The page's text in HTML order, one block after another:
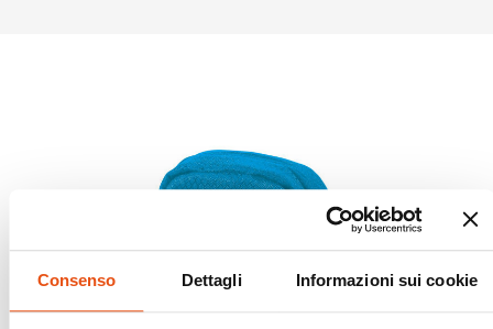
Consenso Dettagli Informazioni sui cookie